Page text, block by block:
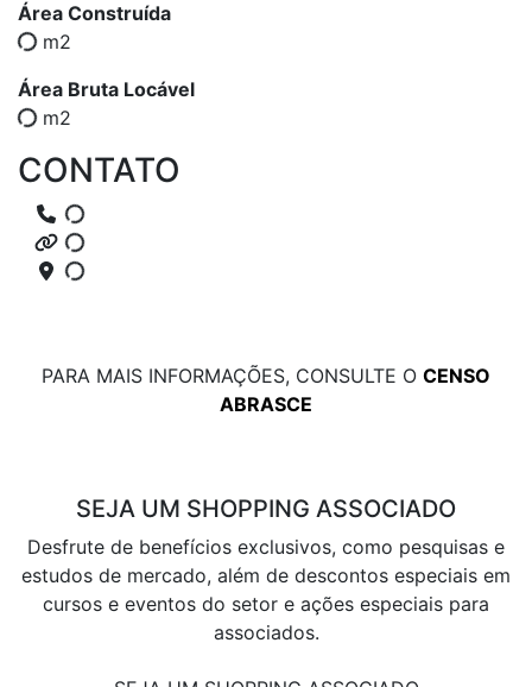
Área Construída
m2
Área Bruta Locável
m2
CONTATO
PARA MAIS INFORMAÇÕES, CONSULTE O CENSO
ABRASCE
SEJA UM SHOPPING ASSOCIADO
Desfrute de benefícios exclusivos, como pesquisas e
estudos de mercado, além de descontos especiais em
cursos e eventos do setor e ações especiais para
associados.